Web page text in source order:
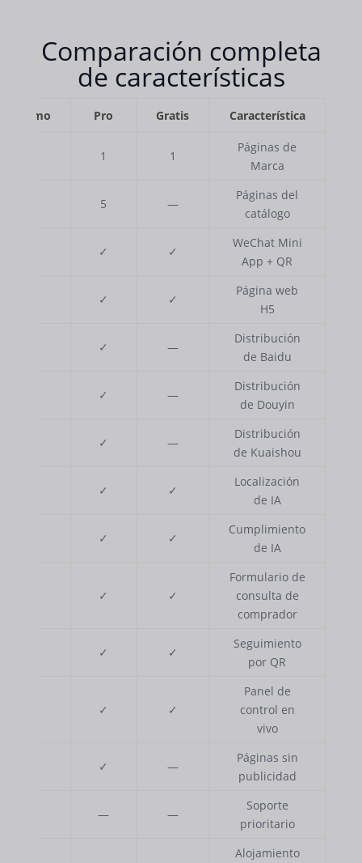
Comparación completa
de características
Característica
Gratis
Pro
Máximo
Páginas de
Marca
1
1
Páginas del
catálogo
—
5
WeChat Mini
App + QR
✓
✓
Página web
H5
✓
✓
Distribución
de Baidu
—
✓
Distribución
de Douyin
—
✓
Distribución
de Kuaishou
—
✓
Localización
de IA
✓
✓
Cumplimiento
de IA
✓
✓
Formulario de
consulta de
comprador
✓
✓
Seguimiento
por QR
✓
✓
Panel de
control en
vivo
✓
✓
Páginas sin
publicidad
—
✓
Soporte
prioritario
—
—
Alojamiento